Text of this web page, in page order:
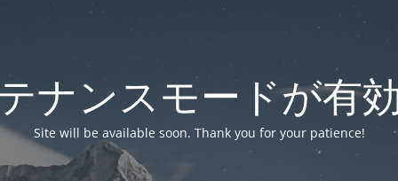
ナンスモードが有
Site will be available soon. Thank you for your patience!